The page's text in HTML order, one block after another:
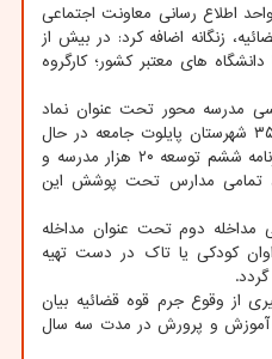
اطلاع رسانی معاونت اجتماعی
زنگانه اضافه کرد: در بیش از
های معتبر کشور؛ کارگروه
مدرسه محور تحت عنوان نماد
آموزان) در ۳۵ شهرستان پایلوت جامعه در حال
اجراست اظهار داشت: تا اختتام برنامه ششم توسعه ۲۰ هزار مدرسه و
تمامی مدارس تحت پوشش این
مداخله دوم تحت عنوان مداخله
کودکی یا تاک در دست تهیه
از وقوع جرم قوه قضائیه بیان
آموزش و پرورش در مدت سه سال